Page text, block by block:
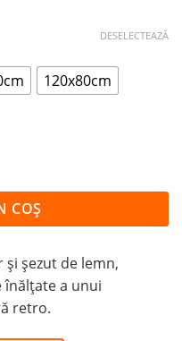
120x80cm
DESELECTEAZĂ
COȘ
și șezut de lemn,
înălțate a unui
retro.